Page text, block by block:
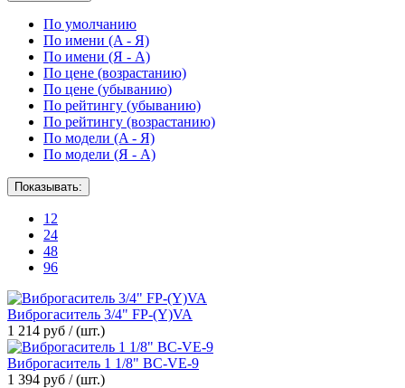
По умолчанию
По имени (A - Я)
По имени (Я - A)
По цене (возрастанию)
По цене (убыванию)
По рейтингу (убыванию)
По рейтингу (возрастанию)
По модели (A - Я)
По модели (Я - A)
Показывать:
12
24
48
96
Виброгаситель 3/4" FP-(Y)VA
1 214 руб / (шт.)
Виброгаситель 1 1/8" BC-VE-9
1 394 руб / (шт.)